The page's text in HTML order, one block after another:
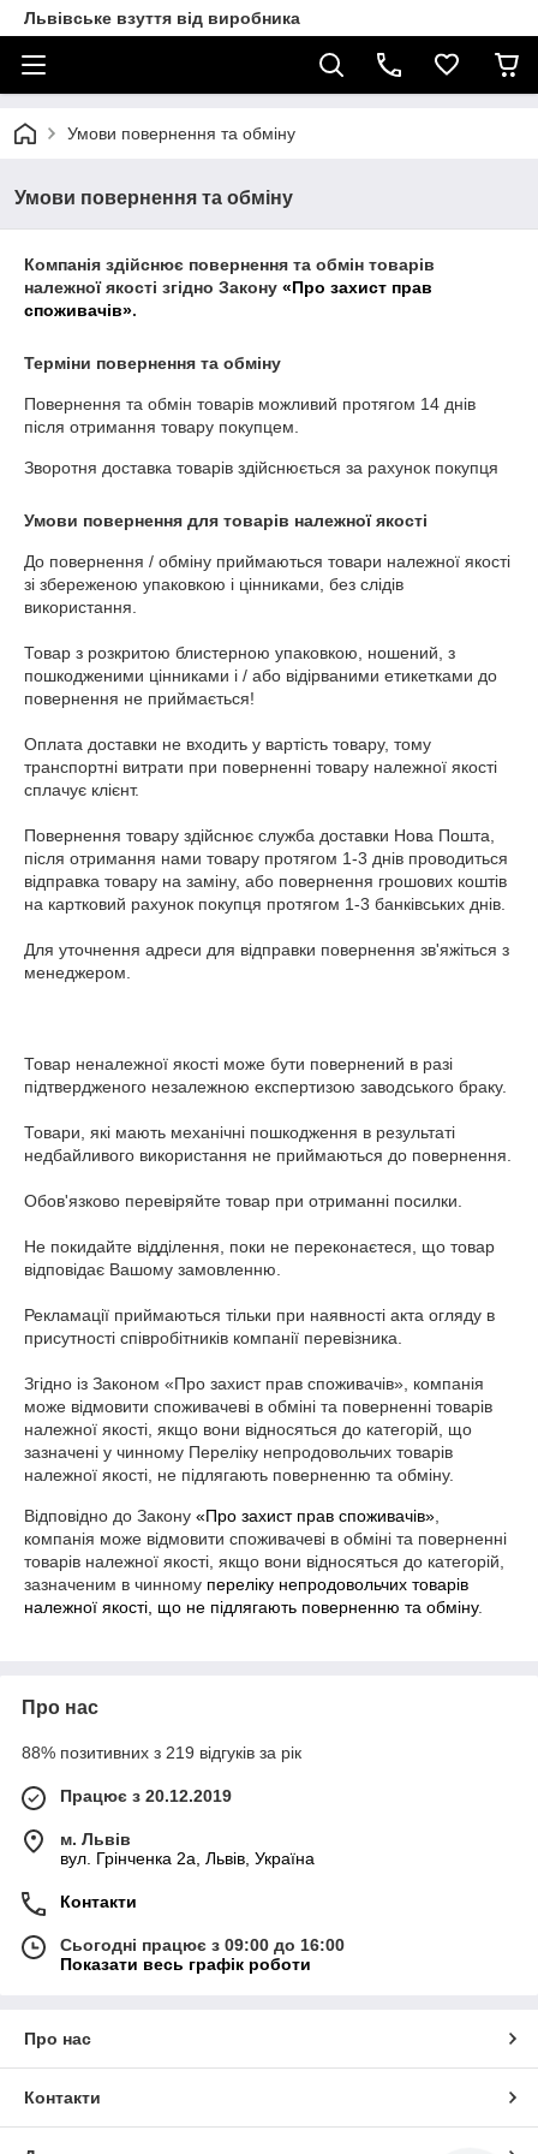
Львівське взуття від виробника
Умови повернення та обміну
Умови повернення та обміну
Компанія здійснює повернення та обмін товарів
належної якості згідно Закону «Про захист прав
споживачів».
Терміни повернення та обміну
Повернення та обмін товарів можливий протягом 14 днів
після отримання товару покупцем.
Зворотня доставка товарів здійснюється за рахунок покупця
Умови повернення для товарів належної якості
До повернення / обміну приймаються товари належної якості
зі збереженою упаковкою і цінниками, без слідів
використання.
Товар з розкритою блистерною упаковкою, ношений, з
пошкодженими цінниками і / або відірваними етикетками до
повернення не приймається!
Оплата доставки не входить у вартість товару, тому
транспортні витрати при поверненні товару належної якості
сплачує клієнт.
Повернення товару здійснює служба доставки Нова Пошта,
після отримання нами товару протягом 1-3 днів проводиться
відправка товару на заміну, або повернення грошових коштів
на картковий рахунок покупця протягом 1-3 банківських днів.
Для уточнення адреси для відправки повернення зв'яжіться з
менеджером.
Товар неналежної якості може бути повернений в разі
підтвердженого незалежною експертизою заводського браку.
Товари, які мають механічні пошкодження в результаті
недбайливого використання не приймаються до повернення.
Обов'язково перевіряйте товар при отриманні посилки.
Не покидайте відділення, поки не переконаєтеся, що товар
відповідає Вашому замовленню.
Рекламації приймаються тільки при наявності акта огляду в
присутності співробітників компанії перевізника.
Згідно із Законом «Про захист прав споживачів», компанія
може відмовити споживачеві в обміні та поверненні товарів
належної якості, якщо вони відносяться до категорій, що
зазначені у чинному Переліку непродовольчих товарів
належної якості, не підлягають поверненню та обміну.
Відповідно до Закону «Про захист прав споживачів»
компанія може відмовити споживачеві в обміні та поверненні
товарів належної якості, якщо вони відносяться до категорій,
зазначеним в чинному переліку непродовольчих товарів
належної якості, що не підлягають поверненню та обміну.
Про нас
88% позитивних з 219 відгуків за рік
Працює з 20.12.2019
м. Львів
вул. Грінченка 2а, Львів, Україна
Контакти
Сьогодні працює з 09:00 до 16:00
Показати весь графік роботи
Про нас
Контакти